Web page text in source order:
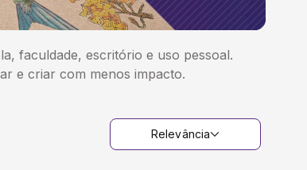
faculdade, escritório e uso pessoal.
e criar com menos impacto.
Relevância